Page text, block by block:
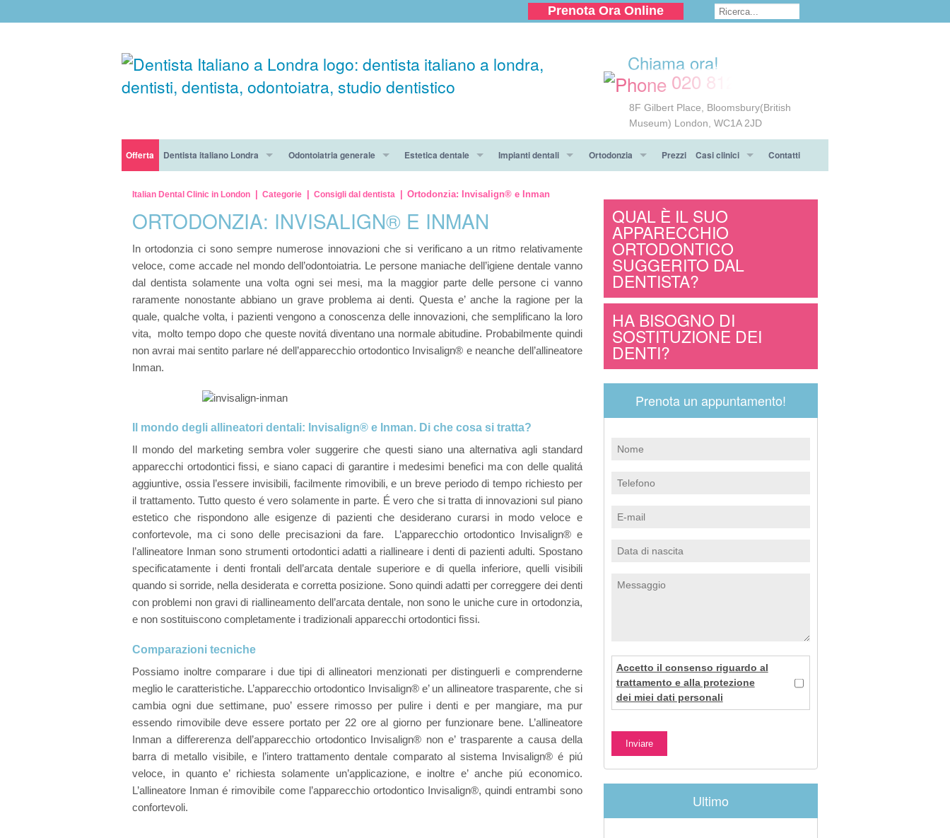
Prenota Ora Online
Chiama ora!
020 8124 6117
8F Gilbert Place, Bloomsbury(British
Museum) London, WC1A 2JD
Offerta
Trattamento ortodontico in offerta per sole 5£ al giorno!
Ottieni il 50% di sconto sul trattamento di igiene dentale per te e un tuo amico
Trattamento di igiene dentale con check-up gratuito e piccola radiografia panoramica!
Dentista italiano Londra
I nostri dottori
Trattamenti per i pazienti ansiosi
Lavorate con noi
Odontoiatria generale
Otturazione
Parodontologia
Estrazione dentale
Chirurgia Orale
Devitalizzazione
Estetica dentale
Faccette di ceramica
Corone dentali
Ponte dentale
Impianti dentali
Protesi Dentaira
Chirurgia Orale
Vantaggi e rischi degli impianti
Articoli sugli impianti dentali
Ortodonzia
Tipi di apparecchio
Informazioni sull' ortodonzia
Apparecchio ortodontico Invisalign®
Domande sull' ortodonzia
Prezzi Casi clinici
Testimonianze
Contatti
Italian Dental Clinic in London Categorie Consigli dal dentista Ortodonzia: Invisalign® e Inman
ORTODONZIA: INVISALIGN® E INMAN
In ortodonzia ci sono sempre numerose innovazioni che si verificano a un ritmo relativamente
veloce, come accade nel mondo dell’odontoiatria. Le persone maniache dell’igiene dentale vanno
dal dentista solamente una volta ogni sei mesi, ma la maggior parte delle persone ci vanno
raramente nonostante abbiano un grave problema ai denti. Questa e’ anche la ragione per la
quale, qualche volta, i pazienti vengono a conoscenza delle innovazioni, che semplificano la loro
vita, molto tempo dopo che queste novitá diventano una normale abitudine. Probabilmente quindi
non avrai mai sentito parlare né dell’apparecchio ortodontico Invisalign® e neanche dell’allineatore
Inman.
Il mondo degli allineatori dentali: Invisalign® e Inman. Di che cosa si tratta?
Il mondo del marketing sembra voler suggerire che questi siano una alternativa agli standard
apparecchi ortodontici fissi, e siano capaci di garantire i medesimi benefici ma con delle qualitá
aggiuntive, ossia l’essere invisibili, facilmente rimovibili, e un breve periodo di tempo richiesto per
il trattamento. Tutto questo é vero solamente in parte. É vero che si tratta di innovazioni sul piano
estetico che rispondono alle esigenze di pazienti che desiderano curarsi in modo veloce e
confortevole, ma ci sono delle precisazioni da fare. L’apparecchio ortodontico Invisalign® e
l’allineatore Inman sono strumenti ortodontici adatti a riallineare i denti di pazienti adulti. Spostano
specificatamente i denti frontali dell’arcata dentale superiore e di quella inferiore, quelli visibili
quando si sorride, nella desiderata e corretta posizione. Sono quindi adatti per correggere dei denti
con problemi non gravi di riallineamento dell’arcata dentale, non sono le uniche cure in ortodonzia,
e non sostituiscono completamente i tradizionali apparecchi ortodontici fissi.
Comparazioni tecniche
Possiamo inoltre comparare i due tipi di allineatori menzionati per distinguerli e comprenderne
meglio le caratteristiche. L’apparecchio ortodontico Invisalign® e’ un allineatore trasparente, che si
cambia ogni due settimane, puo’ essere rimosso per pulire i denti e per mangiare, ma pur
essendo rimovibile deve essere portato per 22 ore al giorno per funzionare bene. L’allineatore
Inman a differerenza dell’apparecchio ortodontico Invisalign® non e’ trasparente a causa della
barra di metallo visibile, e l’intero trattamento dentale comparato al sistema Invisalign® é piú
veloce, in quanto e’ richiesta solamente un’applicazione, e inoltre e’ anche piú economico.
L’allineatore Inman é rimovibile come l’apparecchio ortodontico Invisalign®, quindi entrambi sono
confortevoli.
QUAL È IL SUO
APPARECCHIO
ORTODONTICO
SUGGERITO DAL
DENTISTA?
HA BISOGNO DI
SOSTITUZIONE DEI
DENTI?
Prenota un appuntamento!
Accetto il consenso riguardo al
trattamento e alla protezione
dei miei dati personali
Ultimo